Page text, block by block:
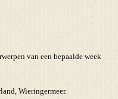
van een bepaalde week
Wieringermeer.